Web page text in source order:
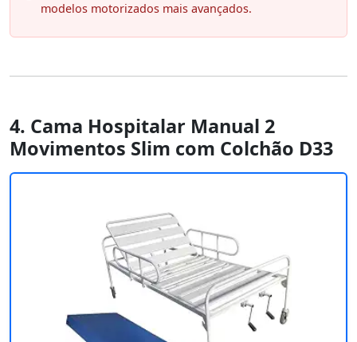
modelos motorizados mais avançados.
4. Cama Hospitalar Manual 2
Movimentos Slim com Colchão D33